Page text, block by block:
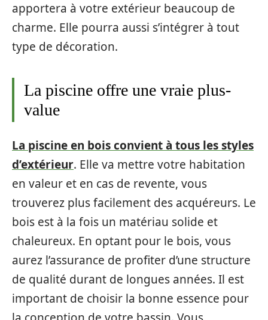
apportera à votre extérieur beaucoup de
charme. Elle pourra aussi s’intégrer à tout
type de décoration.
La piscine offre une vraie plus-
value
La piscine en bois convient à tous les styles
d’extérieur. Elle va mettre votre habitation
en valeur et en cas de revente, vous
trouverez plus facilement des acquéreurs. Le
bois est à la fois un matériau solide et
chaleureux. En optant pour le bois, vous
aurez l’assurance de profiter d’une structure
de qualité durant de longues années. Il est
important de choisir la bonne essence pour